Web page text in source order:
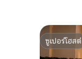
ซูเปอร์โฮสต์
ซูเปอร์โฮสต์